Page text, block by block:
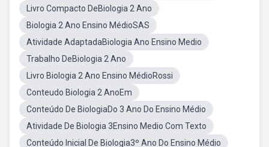
Livro Compacto DeBiologia 2 Ano
Biologia 2 Ano Ensino MédioSAS
Atividade AdaptadaBiologia Ano Ensino Medio
Trabalho DeBiologia 2 Ano
Livro Biologia 2 Ano Ensino MédioRossi
Conteudo Biologia 2 AnoEm
Conteúdo De BiologiaDo 3 Ano Do Ensino Médio
Atividade De Biologia 3Ensino Medio Com Texto
Conteúdo Inicial De Biologia3º Ano Do Ensino Médio